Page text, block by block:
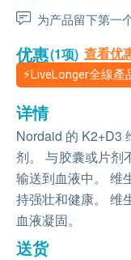
为产品留下第一
优惠(1项) 查看优
⚡LiveLonger全線
详情
Nordaid 的 K2+D3
剂。 与胶囊或片剂
输送到血液中。 维
持强壮和健康。 维
血液凝固。
送货